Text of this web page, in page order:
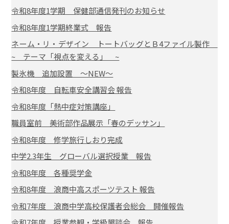
令和8年度1学期 保健部通信発刊のお知らせ
令和8年度1学期終業式 報告
ネーム・リ・デザイン トートバッグとＢ4ファイル製作
~ テーマ「視点を変える」 ~
製氷機 追加設置 ～NEW～
令和8年度 自転車安全講習会 報告
令和8年度「熱中症対策講座」
職員室前 美術部作品展示「春のデッサン」
令和8年度 修学旅行しおり完成
中学2.3年生 グローバル選択授業 報告
令和8年度 各種奨学金
令和8年度 浪商中高スポーツテスト 報告
令和7年度 浪商中学高校保護者会総会 開催報告